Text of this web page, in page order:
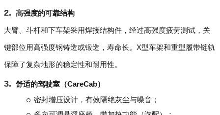
高强度的可靠结构
大臂、斗杆和下车架采用焊接结构件，经过高强度疲劳测试，关
键部位用高强度钢铸造或锻造，寿命长。X型车架和重型履带链轨
保障了复杂地形的稳定性和耐用性。
舒适的驾驶室（CareCab）
密封增压设计，有效隔绝灰尘与噪音；